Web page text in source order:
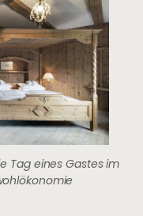
Tag eines Gastes im